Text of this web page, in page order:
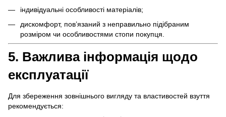
індивідуальні особливості матеріалів;
дискомфорт, пов’язаний з неправильно підібраним
розміром чи особливостями стопи покупця.
5. Важлива інформація щодо
експлуатації
Для збереження зовнішнього вигляду та властивостей взуття
рекомендується: